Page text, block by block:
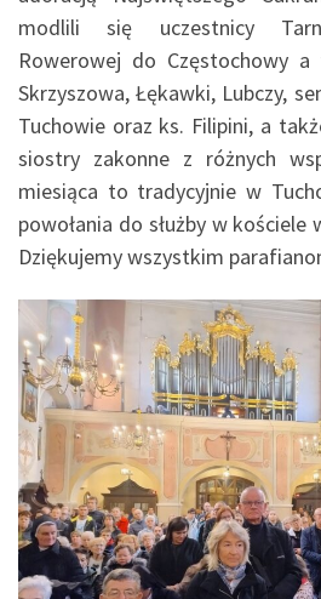
modlili się uczestnicy
Rowerowej do Częstochowy
Skrzyszowa, Łękawki, Lubczy,
Tuchowie oraz ks. Filipini, a
siostry zakonne z różnych
miesiąca to tradycyjnie w
powołania do służby w kościele
Dziękujemy wszystkim